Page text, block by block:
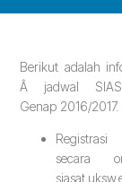
Berikut adalah
Â jadwal
Genap 2016/2017.
secara